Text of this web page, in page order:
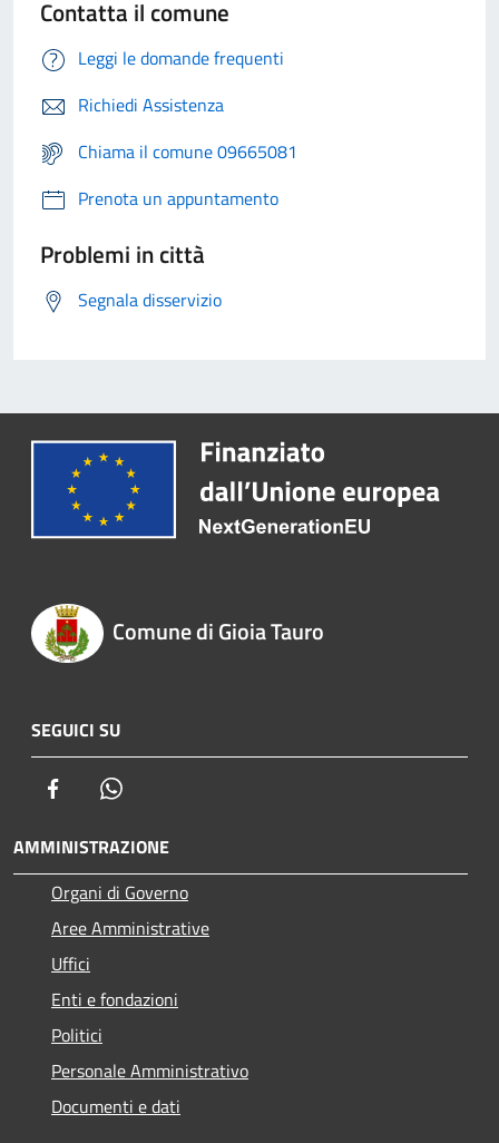
Contatta il comune
Leggi le domande frequenti
Richiedi Assistenza
Chiama il comune 09665081
Prenota un appuntamento
Problemi in città
Segnala disservizio
Comune di Gioia Tauro
SEGUICI SU
Facebook
AMMINISTRAZIONE
Organi di Governo
Aree Amministrative
Uffici
Enti e fondazioni
Politici
Personale Amministrativo
Documenti e dati